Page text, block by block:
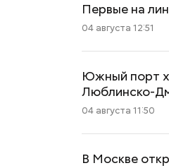
Первые на
04 августа 12:51
Южный порт
Люблинско-
04 августа 11:50
В Москве